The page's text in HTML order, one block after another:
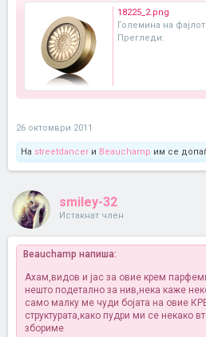
18225_2.png
Големина на фајлот:
Прегледи:
26 октомври 2011
На streetdancer и Beauchamp им се
smiley-32
Истакнат член
Beauchamp напиша:
Ахам,видов и јас за овие крем
нешто подетално за нив,нека каже
само малку ме чуди бојата на овие
структурата,како пудри ми се некако
збориме